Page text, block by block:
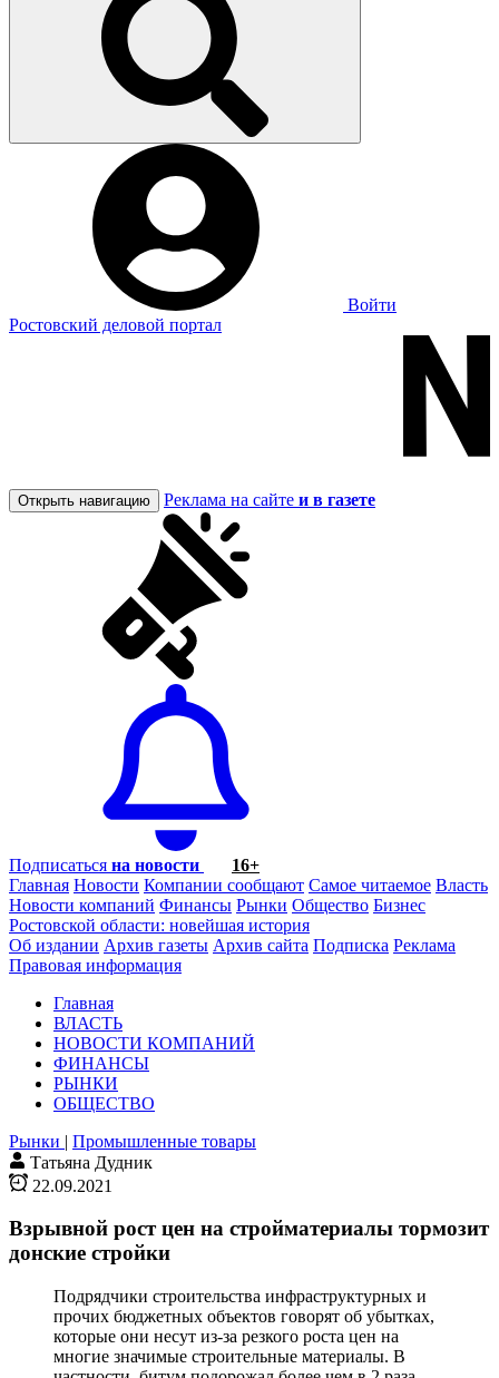
Войти
Ростовский деловой портал
Открыть навигацию Реклама на сайте и в газете
Подписаться на новости
16+
Главная Новости Компании сообщают Самое читаемое Власть
Новости компаний Финансы Рынки Общество Бизнес
Ростовской области: новейшая история
Об издании Архив газеты Архив сайта Подписка Реклама
Правовая информация
Главная
ВЛАСТЬ
НОВОСТИ КОМПАНИЙ
ФИНАНСЫ
РЫНКИ
ОБЩЕСТВО
Рынки | Промышленные товары
Татьяна Дудник
22.09.2021
Взрывной рост цен на стройматериалы тормозит
донские стройки
Подрядчики строительства инфраструктурных и
прочих бюджетных объектов говорят об убытках,
которые они несут из-за резкого роста цен на
многие значимые строительные материалы. В